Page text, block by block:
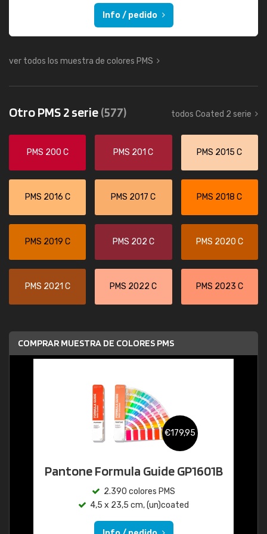
Info / pedido
ver todos los muestra de colores PMS
Otro PMS 2 serie(577) todos Coated 2 serie
PMS 200 C PMS 201 C PMS 2015 C
PMS 2016 C PMS 2017 C PMS 2018 C
PMS 2019 C PMS 202 C PMS 2020 C
PMS 2021 C PMS 2022 C PMS 2023 C
COMPRAR MUESTRA DE COLORES PMS
€179,95
Pantone Formula Guide GP1601B
2.390 colores PMS
4,5 x 23,5 cm, (un)coated